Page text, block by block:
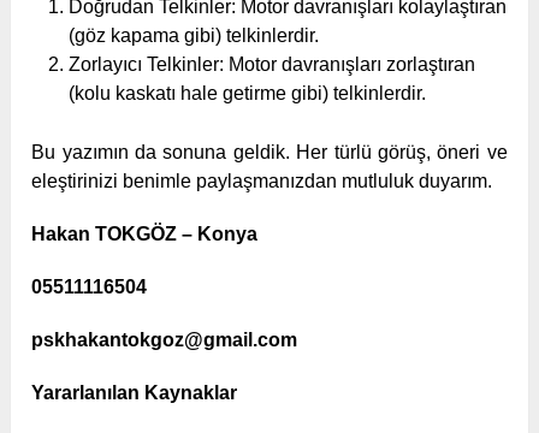
Doğrudan Telkinler: Motor davranışları kolaylaştıran
(göz kapama gibi) telkinlerdir.
Zorlayıcı Telkinler: Motor davranışları zorlaştıran
(kolu kaskatı hale getirme gibi) telkinlerdir.
Bu yazımın da sonuna geldik. Her türlü görüş, öneri ve
eleştirinizi benimle paylaşmanızdan mutluluk duyarım.
Hakan TOKGÖZ – Konya
05511116504
pskhakantokgoz@gmail.com
Yararlanılan Kaynaklar